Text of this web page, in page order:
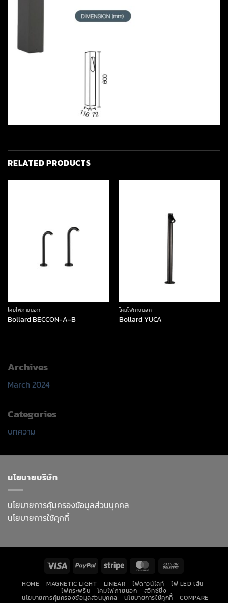
RELATED PRODUCTS
โคมไฟภายนอก
Bollard BECCON-A-B
โคมไฟภายนอก
Bollard YUCA
Archives
March 2024
Categories
บทความ
นโยบายบริษัท
นโยบายการคุ้มครองข้อมูลส่วนบุคคล
นโยบายการใช้คุกกี้
Visa PayPal Stripe MasterCard
Delivery
HOME MAGNETIC LIGHT LINEAR ไฟดาวน์ไลท์ ไฟ LED เส้น
ไฟกระพริบ โคมไฟภายนอก สวิทช์ชิ่ง
นโยบายการคุ้มครองข้อมูลส่วนบุคคล นโยบายการใช้คุกกี้ COMPARE